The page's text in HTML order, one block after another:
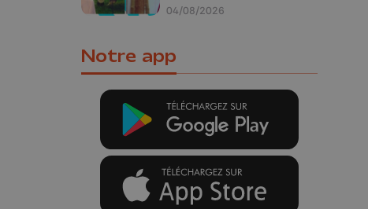
04/08/2026
Notre app